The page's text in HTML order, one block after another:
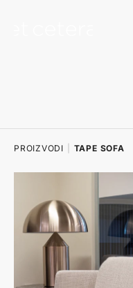
PROIZVODI TAPE SOFA